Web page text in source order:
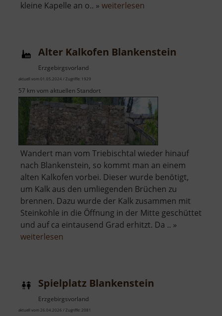
kleine Kapelle an o.. » weiterlesen
Alter Kalkofen Blankenstein
Erzgebirgsvorland
aktuell vom 01.05.2024 / Zugriffe: 1929
57 km vom aktuellen Standort
Wandert man vom Triebischtal wieder hinauf
nach Blankenstein, so kommt man an einem
alten Kalkofen vorbei. Dieser wurde benötigt,
um Kalk aus den umliegenden Brüchen zu
brennen. Dazu wurde der Kalk zusammen mit
Steinkohle in die Öffnung in der Mitte geschüttet
und auf ca eintausend Grad erhitzt. Da .. »
weiterlesen
Spielplatz Blankenstein
Erzgebirgsvorland
aktuell vom 26.04.2026 / Zugriffe: 2081